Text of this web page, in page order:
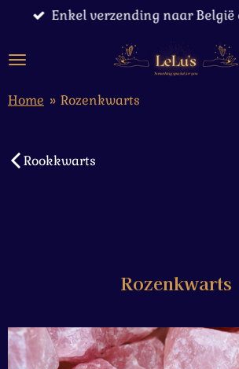
naar
hoofdinhoud
Enkel verzending naar België
Home » Rozenkwarts
Rookkwarts
Rozenkwarts